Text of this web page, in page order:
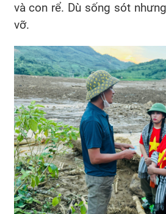
và con rể. Dù sống sót
vỡ.